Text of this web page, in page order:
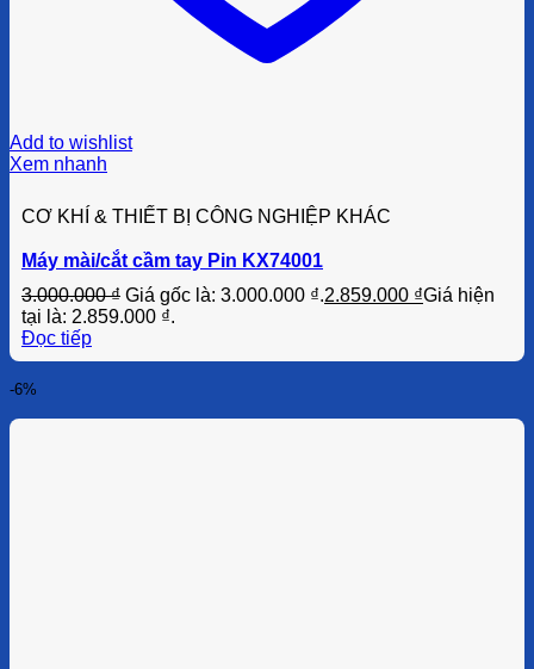
Add to wishlist
Xem nhanh
CƠ KHÍ & THIẾT BỊ CÔNG NGHIỆP KHÁC
Máy mài/cắt cầm tay Pin KX74001
3.000.000₫ Giá gốc là: 3.000.000 ₫.2.859.000 ₫Giá hiện
tại là: 2.859.000 ₫.
Đọc tiếp
-6%